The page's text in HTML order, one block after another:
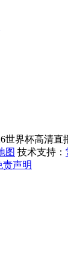
世界杯高清直
图 技术支持：
责声明